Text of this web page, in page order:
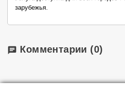
зарубежья.
chat Комментарии (0)